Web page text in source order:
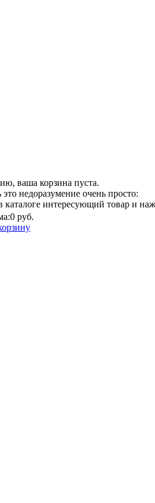
ваша корзина пуста.
недоразумение очень просто:
каталоге интересующий товар и
0 руб.